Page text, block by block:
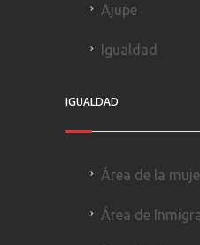
Ajupe
Igualdad
IGUALDAD
Área de la
Área de